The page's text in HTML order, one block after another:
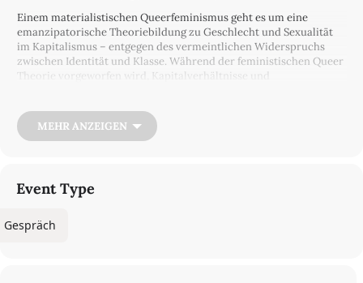
Einem materialistischen Queerfeminismus geht es um eine
emanzipatorische Theoriebildung zu Geschlecht und Sexualität
im Kapitalismus – entgegen des vermeintlichen Widerspruchs
zwischen Identität und Klasse. Während der feministischen Queer
Theorie vorgeworfen wird, Kapitalverhältnisse und
untertheoretisiert und die Rolle von Sexualität und Begehren für
den Kapitalismus oftmals ausgeblendet. Demgegenüber zeichnet
Verbindungslinien zwischen beiden Strömungen sowie aktuelle
theoretische Verknüpfungen eines materialistischen
MEHR ANZEIGEN
Event Type
Gespräch